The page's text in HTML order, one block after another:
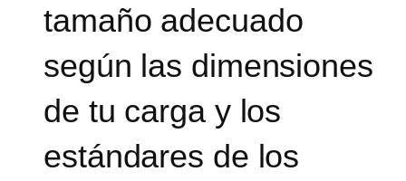
tamaño adecuado
según las dimensiones
de tu carga y los
estándares de los